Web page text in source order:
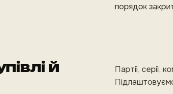
порядок
й
Партії, серії,